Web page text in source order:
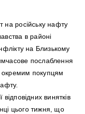
на російську нафту
в районі
на Близькому
послаблення
покупцям
винятків
цього тижня, що